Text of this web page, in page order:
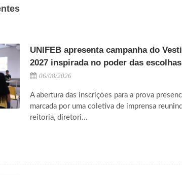
UNIFEB apresenta campanha do
2027 inspirada no poder das escolhas
06/08/2026
A abertura das inscrições para a prova
marcada por uma coletiva de imprensa
reitoria, diretori...